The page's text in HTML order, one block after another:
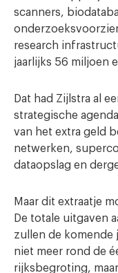
scanners,
research
jaarlijks 56 miljoen
Dat had Zijlstra al
strategische
van het extra geld
netwerken,
dataopslag en
Maar dit extraatje
De totale uitgaven
zullen de komende
niet meer rond de
rijksbegroting,